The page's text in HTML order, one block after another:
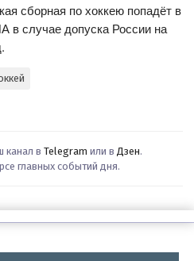
сборная по хоккею попадёт в
в случае допуска России на
канал в Telegram или в Дзен.
главных событий дня.